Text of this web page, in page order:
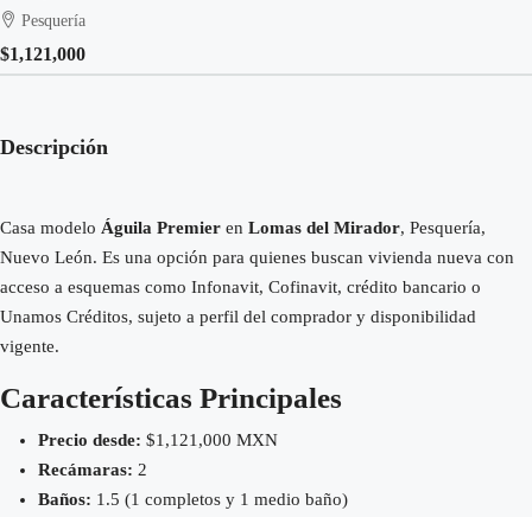
Pesquería
$1,121,000
Descripción
Casa modelo Águila Premier en Lomas del Mirador, Pesquería,
Nuevo León. Es una opción para quienes buscan vivienda nueva con
acceso a esquemas como Infonavit, Cofinavit, crédito bancario o
Unamos Créditos, sujeto a perfil del comprador y disponibilidad
vigente.
Características Principales
Precio desde: $1,121,000 MXN
Recámaras: 2
Baños: 1.5 (1 completos y 1 medio baño)